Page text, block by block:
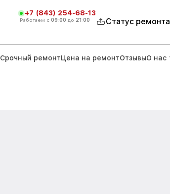
+7 (843) 254-68-13
Работаем с 09:00 до 21:00 Статус ремонта
Срочный ремонтЦена на ремонтОтзывыО нас